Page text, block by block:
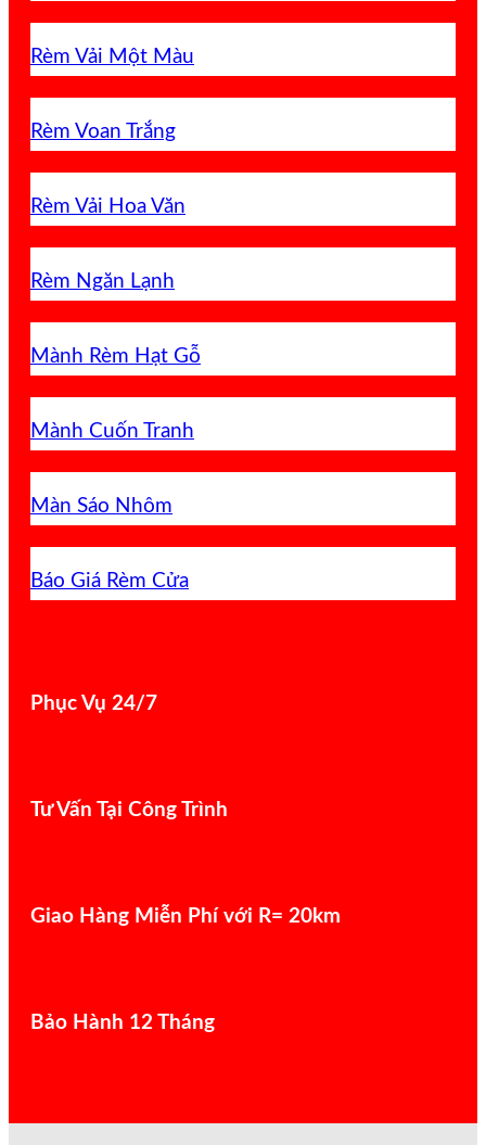
Rèm Vải Một Màu
Rèm Voan Trắng
Rèm Vải Hoa Văn
Rèm Ngăn Lạnh
Mành Rèm Hạt Gỗ
Mành Cuốn Tranh
Màn Sáo Nhôm
Báo Giá Rèm Cửa
Phục Vụ 24/7
Tư Vấn Tại Công Trình
Giao Hàng Miễn Phí với R= 20km
Bảo Hành 12 Tháng